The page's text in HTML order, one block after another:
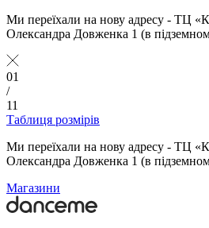
Ми переїхали на нову адресу - ТЦ
Олександра Довженка 1 (в
01
/
11
Таблиця розмірів
Ми переїхали на нову адресу - ТЦ
Олександра Довженка 1 (в
Магазини